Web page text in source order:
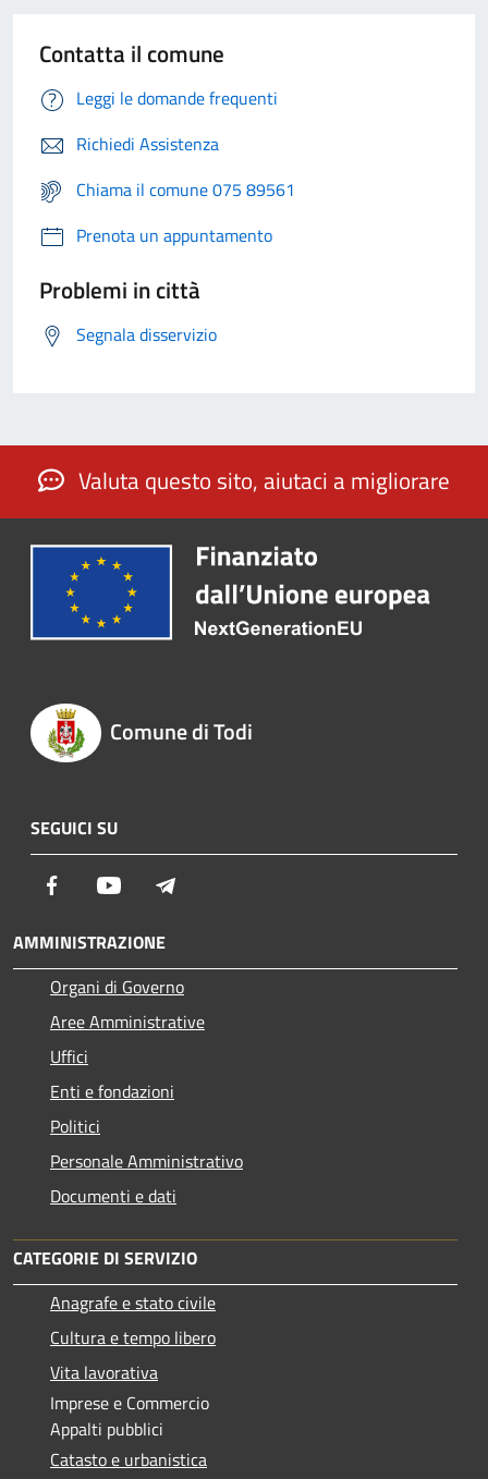
Contatta il comune
Leggi le domande frequenti
Richiedi Assistenza
Chiama il comune 075 89561
Prenota un appuntamento
Problemi in città
Segnala disservizio
Valuta questo sito, aiutaci a migliorare
Comune di Todi
SEGUICI SU
Facebook Youtube
AMMINISTRAZIONE
Organi di Governo
Aree Amministrative
Uffici
Enti e fondazioni
Politici
Personale Amministrativo
Documenti e dati
CATEGORIE DI SERVIZIO
Anagrafe e stato civile
Cultura e tempo libero
Vita lavorativa
Imprese e Commercio
Appalti pubblici
Catasto e urbanistica